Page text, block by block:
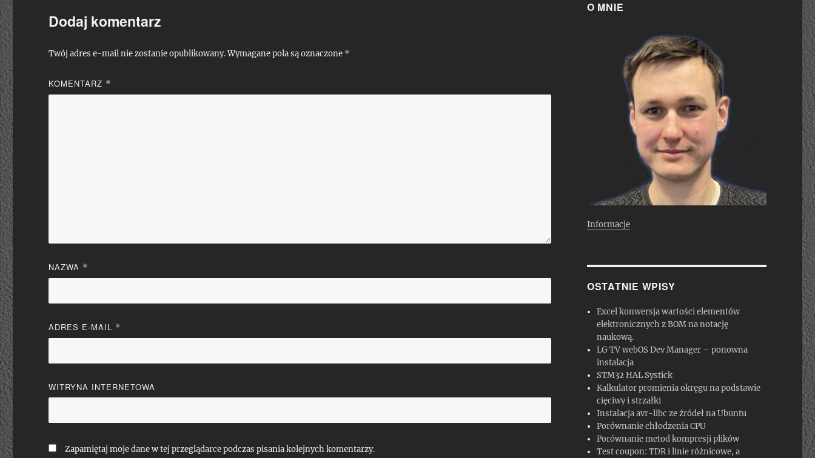
Dodaj komentarz
Twój adres e-mail nie zostanie opublikowany.Wymagane pola są oznaczone *
KOMENTARZ *
NAZWA *
ADRES E-MAIL *
WITRYNA INTERNETOWA
Zapamiętaj moje dane w tej przeglądarce podczas pisania kolejnych komentarzy.
O MNIE
Informacje
OSTATNIE WPISY
Excel konwersja wartości elementów
elektronicznych z BOM na notację
naukową.
LG TV webOS Dev Manager – ponowna
instalacja
STM32 HAL Systick
Kalkulator promienia okręgu na podstawie
cięciwy i strzałki
Instalacja avr-libc ze źródeł na Ubuntu
Porównanie chłodzenia CPU
Porównanie metod kompresji plików
Test coupon: TDR i linie różnicowe, a